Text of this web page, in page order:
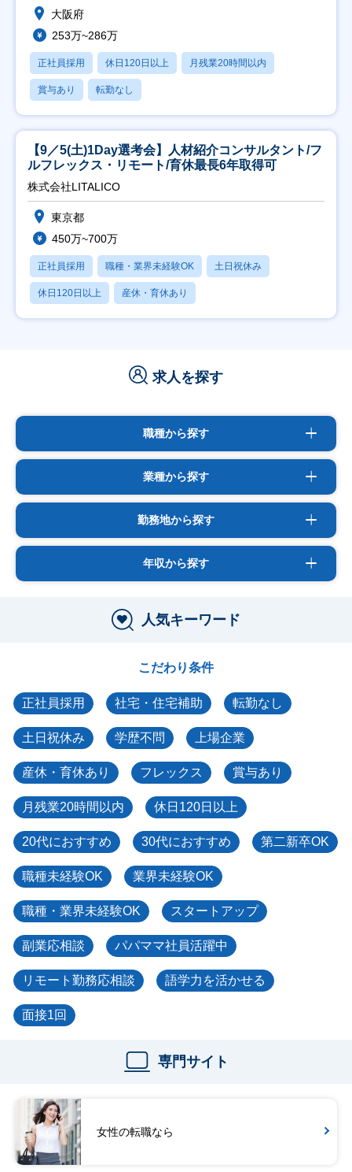
大阪府
253万~286万
正社員採用 休日120日以上 月残業20時間以内
賞与あり 転勤なし
【9／5(土)1Day選考会】人材紹介コンサルタント/フ
ルフレックス・リモート/育休最長6年取得可
株式会社LITALICO
東京都
450万~700万
正社員採用 職種・業界未経験OK 土日祝休み
休日120日以上 産休・育休あり
求人を探す
職種から探す
業種から探す
勤務地から探す
年収から探す
人気キーワード
こだわり条件
正社員採用 社宅・住宅補助 転勤なし
土日祝休み 学歴不問 上場企業
産休・育休あり フレックス 賞与あり
月残業20時間以内 休日120日以上
20代におすすめ 30代におすすめ 第二新卒OK
職種未経験OK 業界未経験OK
職種・業界未経験OK スタートアップ
副業応相談 パパママ社員活躍中
リモート勤務応相談 語学力を活かせる
面接1回
専門サイト
女性の転職なら